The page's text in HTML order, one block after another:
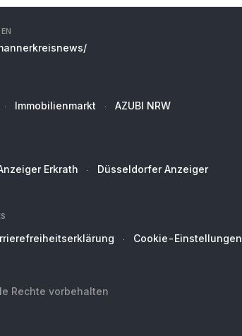
Immobilienmarkt AZUBI NRW
Erkrath Düsseldorfer Anzeiger
Cookie-Einstellungen
Rechte vorbehalten